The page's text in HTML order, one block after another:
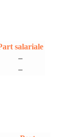
salariale
–
–